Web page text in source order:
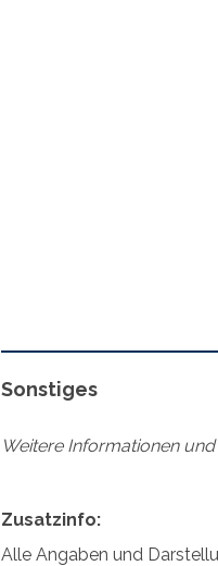
Sonstiges
Weitere Informationen
Zusatzinfo:
Alle Angaben und